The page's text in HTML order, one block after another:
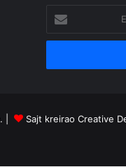
your
Email
| Sajt kreirao Creative